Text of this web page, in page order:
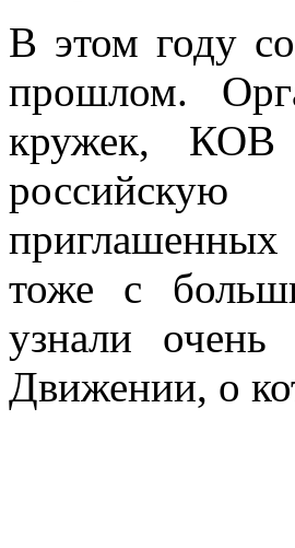
В этом году
прошлом.
кружек, КОВ
тоже с
узнали
Движении, о